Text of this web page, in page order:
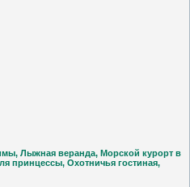
Лыжная веранда, Морской курорт в
принцессы, Охотничья гостиная,